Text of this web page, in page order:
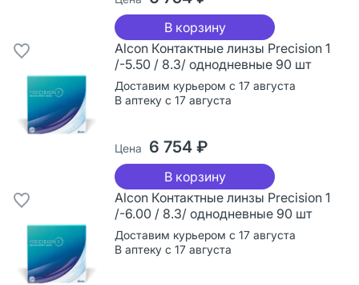
В корзину
Alcon Контактные линзы Precision 1
/-5.50 / 8.3/ однодневные 90 шт
Доставим курьером с 17 августа
В аптеку с 17 августа
Цена 6 754 ₽
В корзину
Alcon Контактные линзы Precision 1
/-6.00 / 8.3/ однодневные 90 шт
Доставим курьером с 17 августа
В аптеку с 17 августа